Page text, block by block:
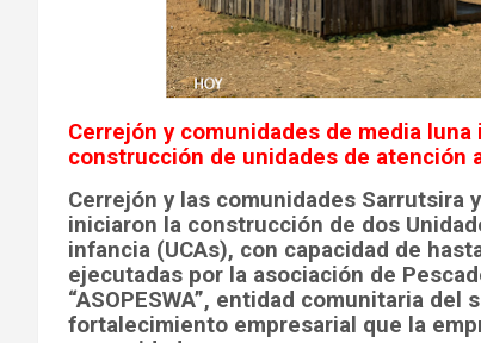
Cerrejón y comunidades de media luna
construcción de unidades de atención
Cerrejón y las comunidades Sarrutsira
iniciaron la construcción de dos
infancia (UCAs), con capacidad de
ejecutadas por la asociación de
“ASOPESWA”, entidad comunitaria
fortalecimiento empresarial que la